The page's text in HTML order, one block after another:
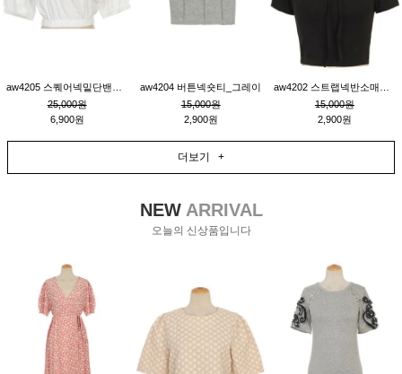
25,000원
6,900원
aw4204 버튼넥숏티_그레이
15,000원
2,900원
15,000원
2,900원
더보기 +
NEWARRIVAL
오늘의 신상품입니다